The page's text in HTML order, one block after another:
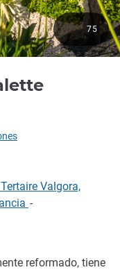
ALL)
75
Valgora,
-
reformado, tiene